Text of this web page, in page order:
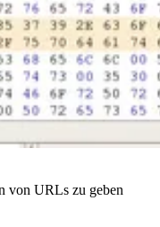
von URLs zu geben